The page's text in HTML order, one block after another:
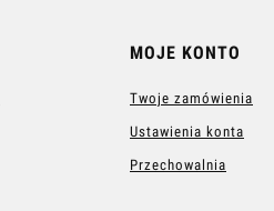
MOJE KONTO
Twoje zamówienia
Ustawienia konta
Przechowalnia